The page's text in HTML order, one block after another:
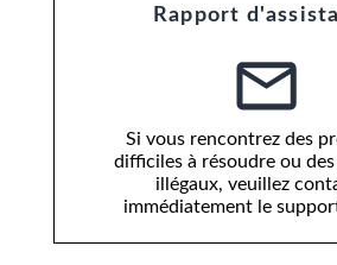
Rapport
Si vous rencontrez des
difficiles à résoudre ou
illégaux, veuillez
immédiatement le